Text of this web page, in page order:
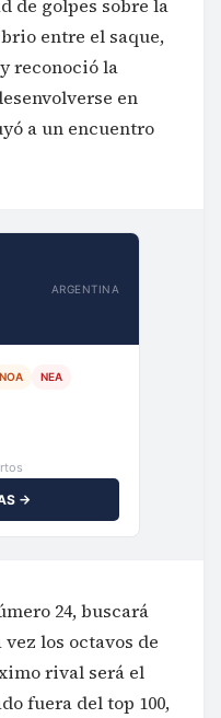
de golpes sobre la
entre el saque,
reconoció la
en
a un encuentro
ARGENTINA
NOA NEA
→
24, buscará
los octavos de
rival será el
fuera del top 100,